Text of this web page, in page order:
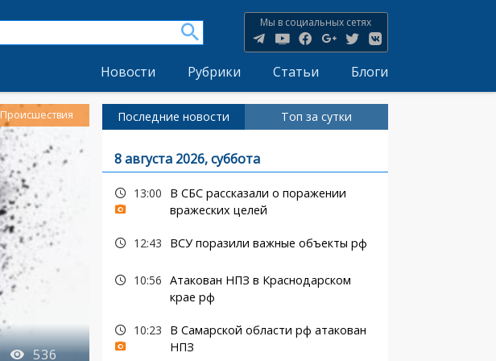
Мы в социальных сетях
Новости Рубрики Статьи Блоги
536
Происшествия Последние новости Топ за сутки
8 августа 2026, суббота
13:00
В СБС рассказали о поражении
вражеских целей
12:43 ВСУ поразили важные объекты рф
10:56 Атакован НПЗ в Краснодарском
крае рф
10:23
В Самарской области рф атакован
НПЗ